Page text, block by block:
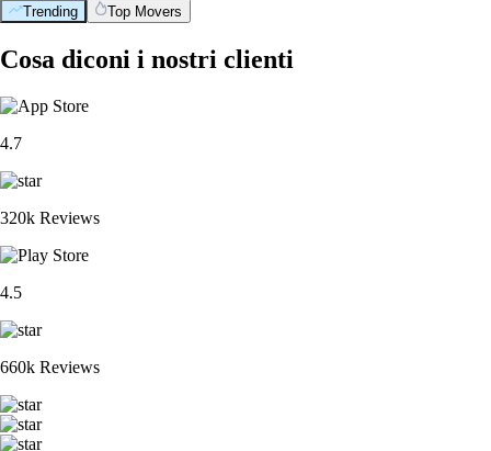
Trending Top Movers
Cosa diconi i nostri clienti
4.7
320k Reviews
4.5
660k Reviews